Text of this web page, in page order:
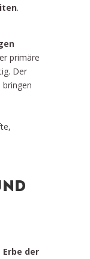
.
primäre
Der
bringen
der